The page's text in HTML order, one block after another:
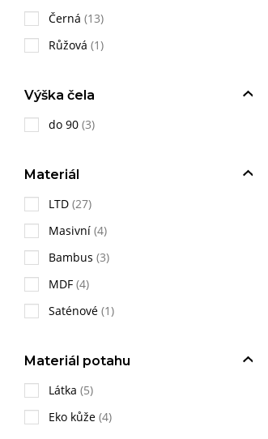
Černá (13)
Růžová (1)
Výška čela
do 90 (3)
Materiál
LTD (27)
Masivní (4)
Bambus (3)
MDF (4)
Saténové (1)
Materiál potahu
Látka (5)
Eko kůže (4)